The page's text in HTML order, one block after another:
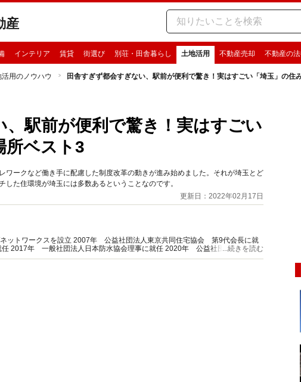
産
インテリア 賃貸 街選び 別荘・田舎暮らし 土地活用 不動産売却 不動産の
活用のノウハウ 田舎すぎず都会すぎない、駅前が便利で驚き！実はすごい「埼玉」の住
、駅前が便利で驚き！実はすごい
所ベスト3
ワークなど働き手に配慮した制度改革の動きが進み始めました。それが埼玉とど
た住環境が埼玉には多数あるということなのです。
更新日：2022年02月17日
ットワークスを設立 2007年 公益社団法人東京共同住宅協会 第9代会長に就
2017年 一般社団法人日本防水協会理事に就任 2020年 公益社団法人全国賃
...続きを読む